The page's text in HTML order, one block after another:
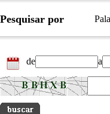
Pesquisar por
de a